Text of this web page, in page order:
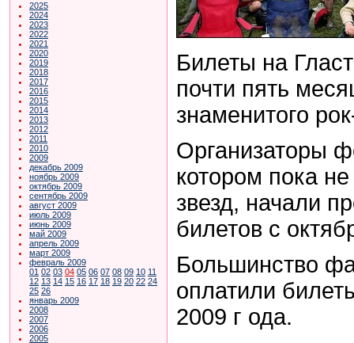
2025
2024
2023
2022
2021
2020
2019
2018
2017
2016
2015
2014
2013
2012
2011
2010
2009
декабрь 2009
ноябрь 2009
октябрь 2009
сентябрь 2009
август 2009
июль 2009
июнь 2009
май 2009
апрель 2009
март 2009
февраль 2009
01 02 03 04 05 06 07 08 09 10 11
12 13 14 15 16 17 18 19 20 22 24
25 26
январь 2009
2008
2007
2006
2005
Билеты на
почти пять
знаменитого
Организаторы
котором пока
звезд, начали
билетов с
Большинство
оплатили
2009 г ода.